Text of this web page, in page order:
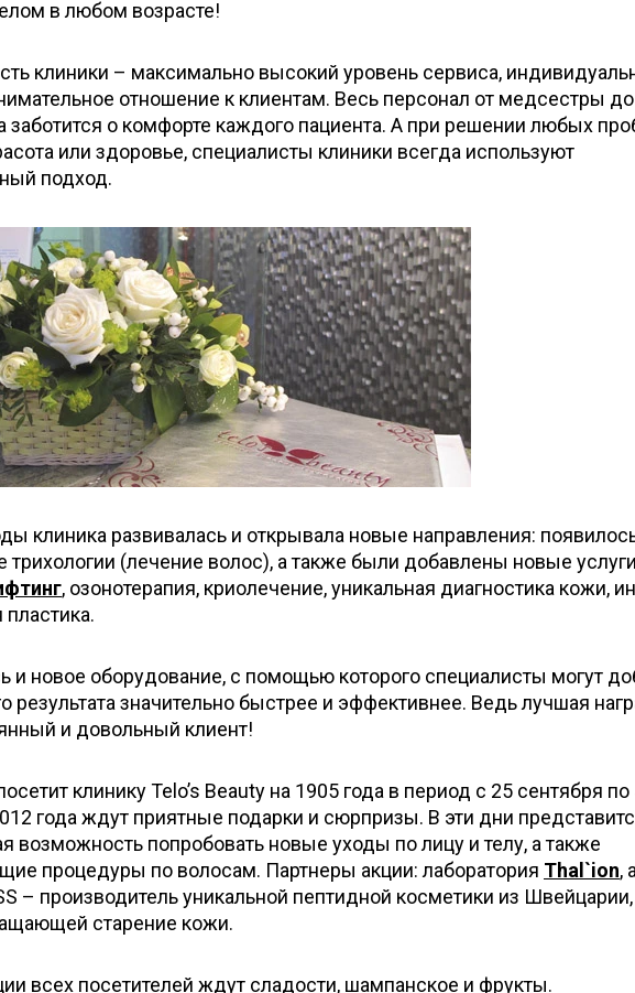
в любом возрасте!
клиники – максимально высокий уровень сервиса,
отношение к клиентам. Весь персонал от медсестры до
заботится о комфорте каждого пациента. А при решении любых
или здоровье, специалисты клиники всегда используют
подход.
клиника развивалась и открывала новые направления:
трихологии (лечение волос), а также были добавлены новые услуги
, озонотерапия, криолечение, уникальная диагностика кожи,
пластика.
и новое оборудование, с помощью которого специалисты могут
результата значительно быстрее и эффективнее. Ведь лучшая
и довольный клиент!
клинику Telo’s Beauty на 1905 года в период с 25 сентября по
года ждут приятные подарки и сюрпризы. В эти дни
возможность попробовать новые уходы по лицу и телу, а также
процедуры по волосам. Партнеры акции: лаборатория Thal`ion,
– производитель уникальной пептидной косметики из Швейцарии,
старение кожи.
всех посетителей ждут сладости, шампанское и фрукты.